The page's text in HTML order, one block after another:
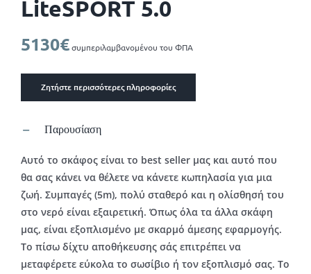
LiteSPORT 5.0
5130€συμπεριλαμβανομένου του ΦΠΑ
Ζητήστε περισσότερες πληροφορίες
Παρουσίαση
Αυτό το σκάφος είναι το best seller μας και αυτό που
θα σας κάνει να θέλετε να κάνετε κωπηλασία για μια
ζωή. Συμπαγές (5m), πολύ σταθερό και η ολίσθησή του
στο νερό είναι εξαιρετική. Όπως όλα τα άλλα σκάφη
μας, είναι εξοπλισμένο με σκαρμό άμεσης εφαρμογής.
Το πίσω δίχτυ αποθήκευσης σάς επιτρέπει να
μεταφέρετε εύκολα το σωσίβιο ή τον εξοπλισμό σας. Το